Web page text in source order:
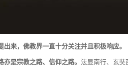
出来，佛教界一直十分关注并且积极响应。
是宗教之路、信仰之路。 法显南行、玄